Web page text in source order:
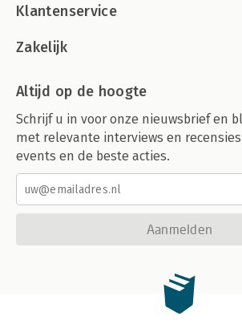
Klantenservice
Zakelijk
Altijd op de hoogte
Schrijf u in voor onze nieuwsbrief en
met relevante interviews en
events en de beste acties.
Aanmelden